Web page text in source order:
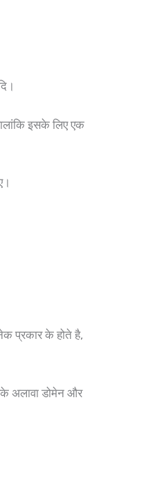
इसके लिए एक
प्रकार के होते है,
अलावा डोमेन और